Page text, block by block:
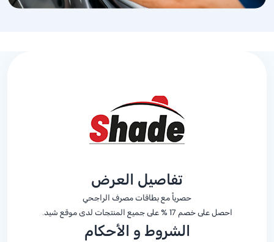
تفاصيل العرض
حصرياً مع بطاقات مصرف الراجحي
احصل على خصم % 17 على جميع المنتجات لدى موقع شيد.
الشروط و الأحكام